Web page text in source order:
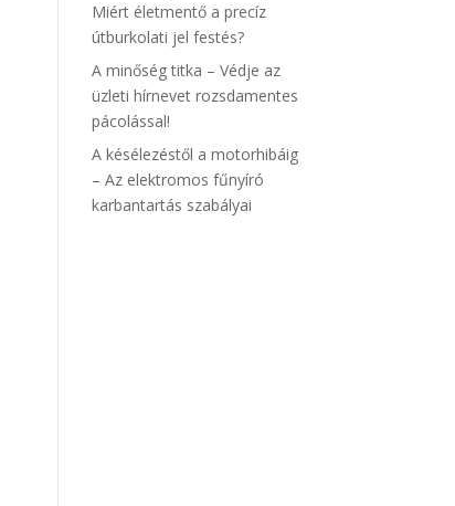
Miért életmentő a precíz
útburkolati jel festés?
A minőség titka – Védje az
üzleti hírnevet rozsdamentes
pácolással!
A késélezéstől a motorhibáig
– Az elektromos fűnyíró
karbantartás szabályai